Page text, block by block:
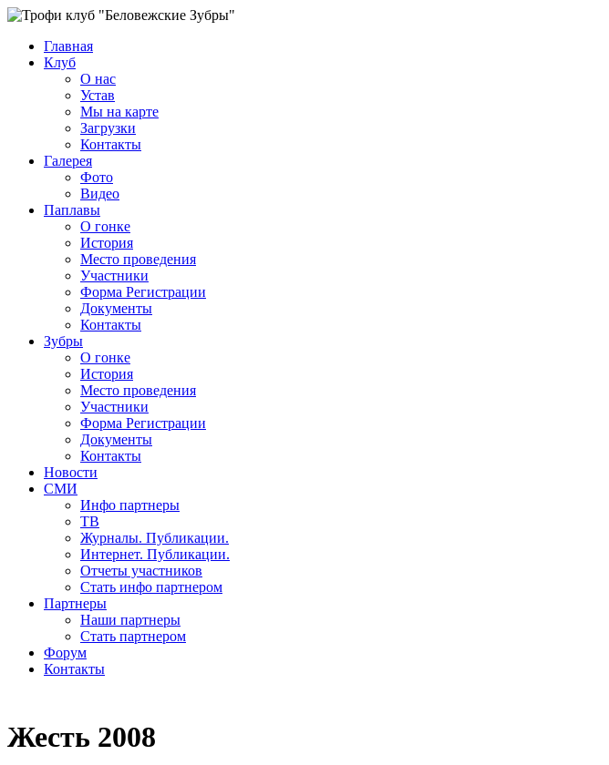
Главная
Клуб
О нас
Устав
Мы на карте
Загрузки
Контакты
Галерея
Фото
Видео
Паплавы
О гонке
История
Место проведения
Участники
Форма Регистрации
Документы
Контакты
Зубры
О гонке
История
Место проведения
Участники
Форма Регистрации
Документы
Контакты
Новости
СМИ
Инфо партнеры
ТВ
Журналы. Публикации.
Интернет. Публикации.
Отчеты участников
Стать инфо партнером
Партнеры
Наши партнеры
Стать партнером
Форум
Контакты
Жесть 2008